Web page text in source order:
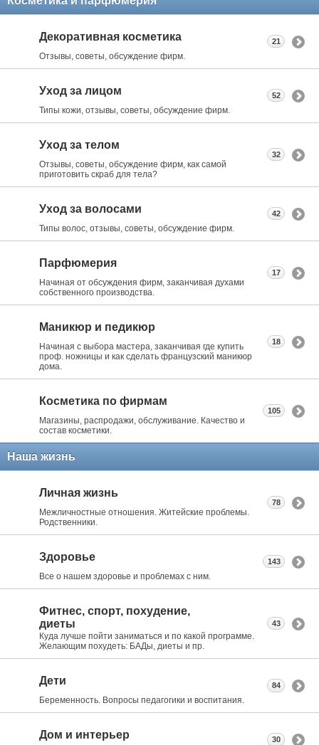
Декоративная косметика
Отзывы, советы, обсуждение фирм.
21
Уход за лицом
Типы кожи, отзывы, советы, обсуждение фирм.
52
Уход за телом
Отзывы, советы, обсуждение фирм, как самой
приготовить скраб для тела?
32
Уход за волосами
Типы волос, отзывы, советы, обсуждение фирм.
42
Парфюмерия
Начиная от обсуждения фирм, заканчивая духами
собственного производства.
17
Маникюр и педикюр
Начиная с выбора мастера, заканчивая где купить
проф. ножницы и как сделать французский маникюр
дома.
18
Косметика по фирмам
Магазины, распродажи, обслуживание. Качество и
состав косметики.
105
Наша жизнь
Личная жизнь
Межличностные отношения. Житейские проблемы.
Родственники.
78
Здоровье
Все о нашем здоровье и проблемах с ним.
143
Фитнес, спорт, похудение,
диеты
Куда лучше пойти заниматься и по какой программе.
Желающим похудеть: БАДы, диеты и пр.
43
Дети
Беременность. Вопросы педагогики и воспитания.
84
Дом и интерьер 30